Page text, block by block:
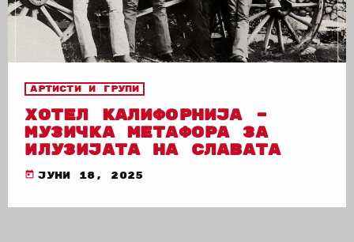
Артисти и групи
ХОТЕЛ КАЛИФОРНИЈА –
МУЗИЧКА МЕТАФОРА ЗА
ИЛУЗИЈАТА НА СЛАВАТА
today јуни 18, 2025